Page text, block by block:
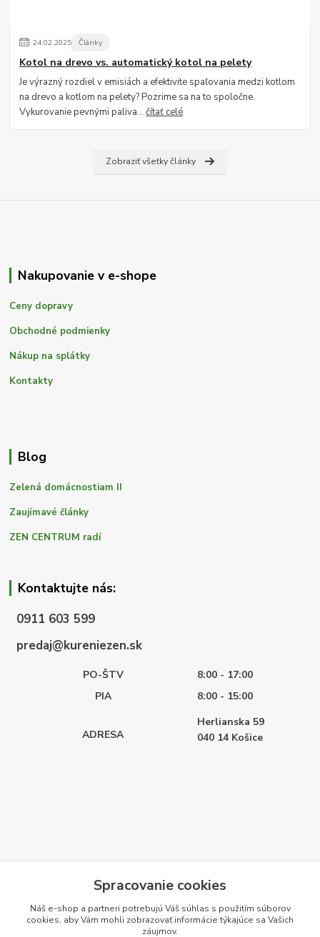
24.02.2025 Články
Kotol na drevo vs. automatický kotol na pelety
Je výrazný rozdiel v emisiách a efektivite spaľovania medzi kotlom
na drevo a kotlom na pelety? Pozrime sa na to spoločne.
Vykurovanie pevnými paliva...čítať celé
Zobraziť všetky články
Nakupovanie v e-shope
Ceny dopravy
Obchodné podmienky
Nákup na splátky
Kontakty
Blog
Zelená domácnostiam II
Zaujímavé články
ZEN CENTRUM radí
Kontaktujte nás:
0911 603 599
predaj@kureniezen.sk
PO-ŠTV
8:00 - 17:00
PIA
8:00 - 15:00
ADRESA
Herlianska 59
040 14 Košice
Spracovanie cookies
Náš e-shop a partneri potrebujú Váš súhlas s použitím súborov
cookies, aby Vám mohli zobrazovať informácie týkajúce sa Vašich
záujmov.